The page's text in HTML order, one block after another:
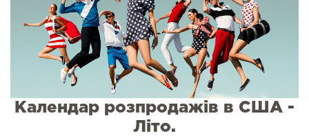
Календар розпродажів в США -
Літо.